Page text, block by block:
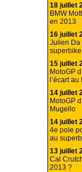
18 juillet
BMW
en 2013
16 juillet
Julien Da
15 juillet
MotoGP
l’écart
14 juillet
MotoGP
Mugello
14 juillet
4e pole
au
13 juillet
Cal
2013 ?